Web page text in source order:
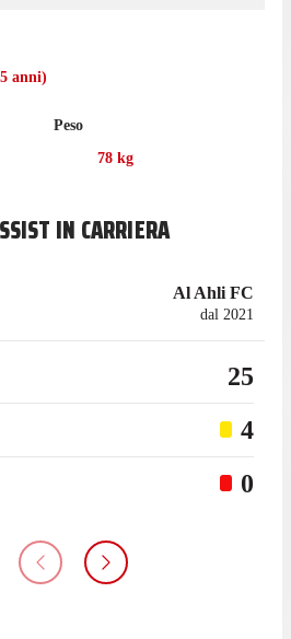
anni)
Peso
78 kg
IN CARRIERA
Al Ahli FC
dal 2021
25
4
0